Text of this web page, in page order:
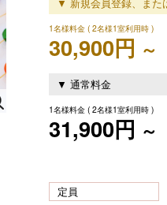
1名様料金 ( 2名様1室利用時 )
30,900円 ～
▼ 通常料金
1名様料金 ( 2名様1室利用時 )
31,900円 ～
定員